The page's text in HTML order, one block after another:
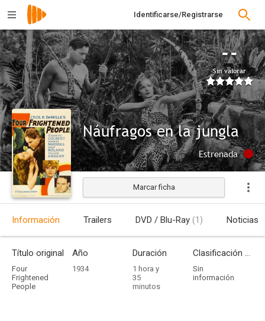
Identificarse/Registrarse
--
Sin valorar
Náufragos en la jungla
Estrenada
Marcar ficha
Información Trailers DVD / Blu-Ray (1) Noticias
Título original
Four
Frightened
People
Año
1934
Duración
1 hora y
35
minutos
Clasificación por edades
Sin
información